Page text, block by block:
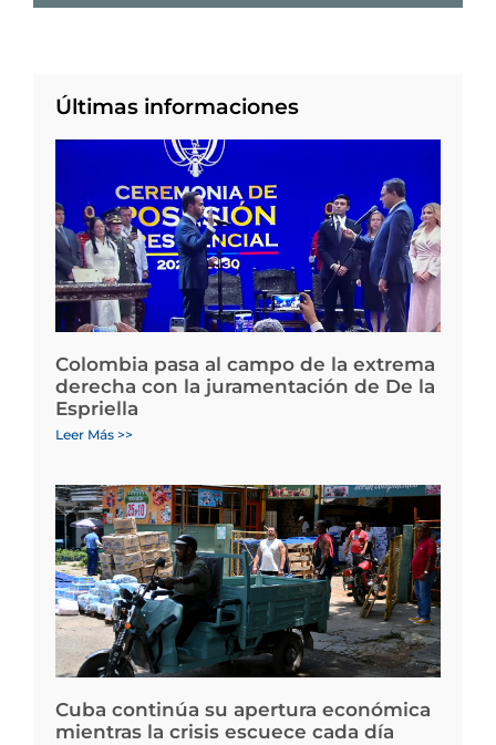
Últimas informaciones
Colombia pasa al campo de la extrema
derecha con la juramentación de De la
Espriella
Leer Más >>
Cuba continúa su apertura económica
mientras la crisis escuece cada día